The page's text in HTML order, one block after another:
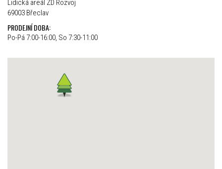
Lidická areál ZD Rozvoj
69003 Břeclav
PRODEJNÍ DOBA:
Po-Pá 7:00-16:00, So 7:30-11:00